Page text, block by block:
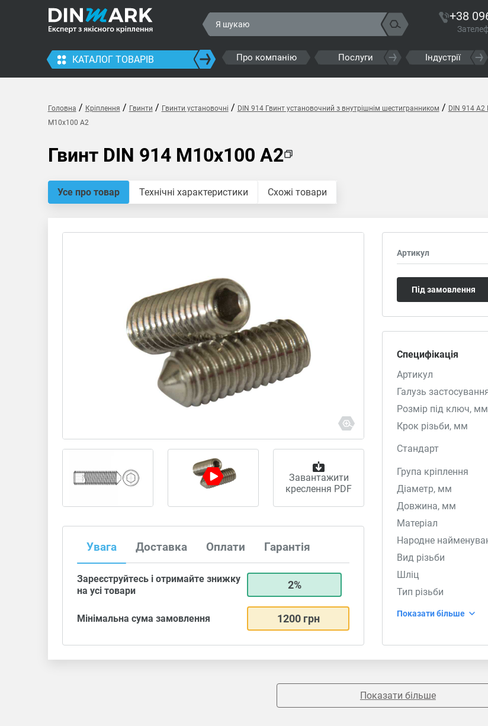
+38
КАТАЛОГ ТОВАРІВ Про компанію Послуги Індустрії
Головна / Кріплення / Гвинти / Гвинти установочні / DIN 914 Гвинт установочний з внутрішнім шестигранником / DIN 914 A2
M10x100 A2
Гвинт DIN 914 M10x100 A2
Усе про товар Технічні характеристики Схожі товари
Завантажити
креслення PDF
Увага Доставка Оплати Гарантія
Зареєструйтесь і отримайте знижку
на усі товари
2%
Мінімальна сума замовлення 1200 грн
Артикул
Під замовлення
Специфікація
Артикул
Галузь
Розмір під ключ, мм
Крок різьби, мм
Стандарт
Група кріплення
Діаметр, мм
Довжина, мм
Матеріал
Народне
Вид різьби
Шліц
Тип різьби
Показати більше
Показати більше